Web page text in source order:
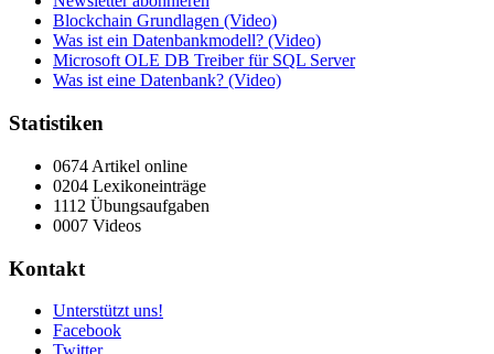
Blockchain Grundlagen (Video)
Was ist ein Datenbankmodell? (Video)
Microsoft OLE DB Treiber für SQL Server
Was ist eine Datenbank? (Video)
Statistiken
0674 Artikel online
0204 Lexikoneinträge
1112 Übungsaufgaben
0007 Videos
Kontakt
Unterstützt uns!
Facebook